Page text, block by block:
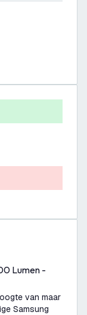
Lumen -
van maar
Samsung